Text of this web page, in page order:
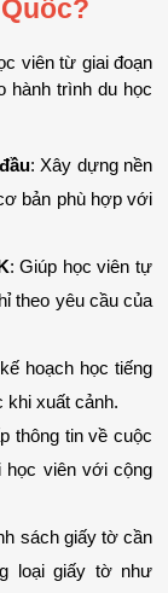
viên từ giai đoạn
hành trình du học
: Xây dựng nền
bản phù hợp với
: Giúp học viên tự
theo yêu cầu của
hoạch học tiếng
khi xuất cảnh.
thông tin về cuộc
học viên với cộng
sách giấy tờ cần
loại giấy tờ như